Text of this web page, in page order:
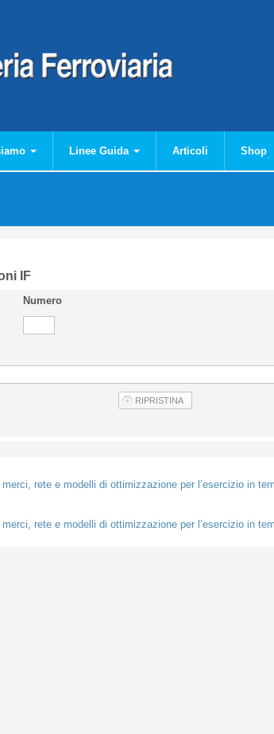
Linee Guida Articoli Shop
IF
Numero
rete e modelli di ottimizzazione per l’esercizio in
rete e modelli di ottimizzazione per l’esercizio in